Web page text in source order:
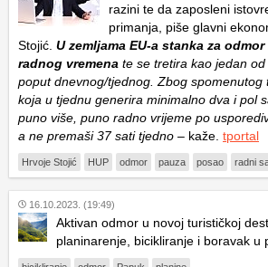
razini te da zaposleni
primanja, piše glavni
Stojić. U zemljama EU-a stanka za
radnog vremena te se tretira kao jedan od
poput dnevnog/tjednog. Zbog spomenutog
koja u tjednu generira minimalno dva i pol
puno više, puno radno vrijeme po
a ne premaši 37 sati tjedno – kaže. tportal
Hrvoje Stojić HUP odmor pauza posao radni
16.10.2023. (19:49)
Aktivan odmor u novoj turističkoj
planinarenje, bicikliranje i boravak u